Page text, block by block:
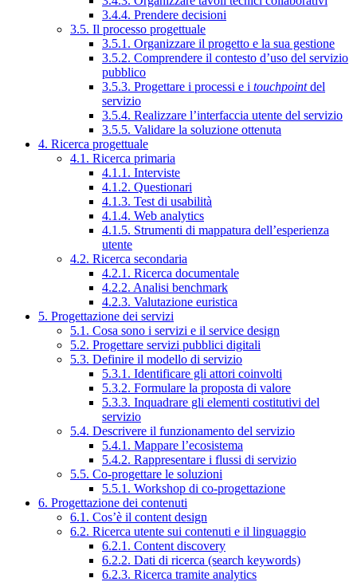
3.4.4. Prendere decisioni
3.5. Il processo progettuale
3.5.1. Organizzare il progetto e la sua gestione
3.5.2. Comprendere il contesto d’uso del servizio
pubblico
3.5.3. Progettare i processi e i touchpointdel
servizio
3.5.4. Realizzare l’interfaccia utente del servizio
3.5.5. Validare la soluzione ottenuta
4. Ricerca progettuale
4.1. Ricerca primaria
4.1.1. Interviste
4.1.2. Questionari
4.1.3. Test di usabilità
4.1.4. Web analytics
4.1.5. Strumenti di mappatura dell’esperienza
utente
4.2. Ricerca secondaria
4.2.1. Ricerca documentale
4.2.2. Analisi benchmark
4.2.3. Valutazione euristica
5. Progettazione dei servizi
5.1. Cosa sono i servizi e il service design
5.2. Progettare servizi pubblici digitali
5.3. Definire il modello di servizio
5.3.1. Identificare gli attori coinvolti
5.3.2. Formulare la proposta di valore
5.3.3. Inquadrare gli elementi costitutivi del
servizio
5.4. Descrivere il funzionamento del servizio
5.4.1. Mappare l’ecosistema
5.4.2. Rappresentare i flussi di servizio
5.5. Co-progettare le soluzioni
5.5.1. Workshop di co-progettazione
6. Progettazione dei contenuti
6.1. Cos’è il content design
6.2. Ricerca utente sui contenuti e il linguaggio
6.2.1. Content discovery
6.2.2. Dati di ricerca (search keywords)
6.2.3. Ricerca tramite analytics